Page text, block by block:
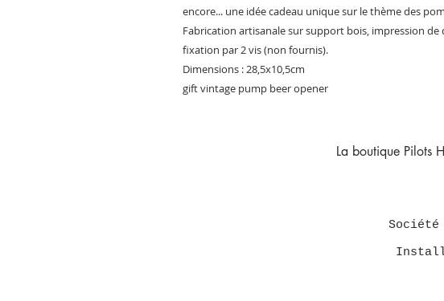
encore... une idée cadeau unique sur le thème des
Fabrication artisanale sur support bois, impression de
fixation par 2 vis (non fournis).
Dimensions : 28,5x10,5cm
gift vintage pump beer opener
La boutique Pilots